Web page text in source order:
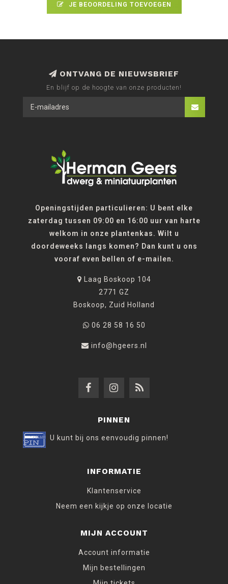
JE BEOORDELING TOEVOEGEN
ONTVANG DE NIEUWSBRIEF
En blijf op de hoogte van onze producten!
Openingstijden particulieren: U bent elke
zaterdag tussen 09:00 en 16:00 uur van harte
welkom in onze plantenkas. Wilt u
doordeweeks langs komen? Dan kunt u ons
vooraf even bellen of e-mailen.
Laag Boskoop 104
2771 GZ
Boskoop, Zuid Holland
06 28 58 16 50
info@hgeers.nl
PINNEN
U kunt bij ons eenvoudig pinnen!
INFORMATIE
Klantenservice
Neem een kijkje op onze locatie
MIJN ACCOUNT
Account informatie
Mijn bestellingen